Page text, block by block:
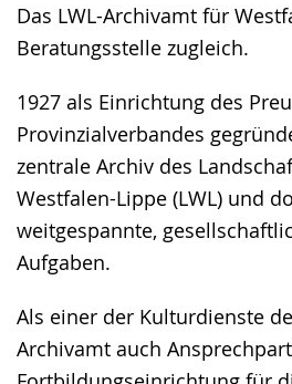
Das LWL-Archivamt für
Beratungsstelle zugleich.
1927 als Einrichtung des
Provinzialverbandes
zentrale Archiv des
Westfalen-Lippe (LWL) und
weitgespannte,
Aufgaben.
Als einer der Kulturdienste
Archivamt auch
Gebärdensprache
wird
angezeigt.